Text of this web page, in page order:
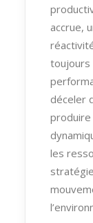
accrue,
toujours
déceler
produire
les